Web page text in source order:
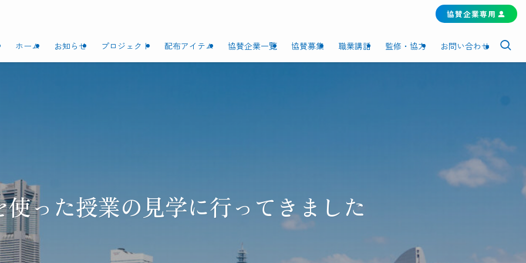
ホーム お知らせ プロジェクト 配布アイテム 協賛企業一覧 協賛募集 職業講話 監修・協力 お問い合わせ
協賛企業専用
った授業の見学に行ってきました